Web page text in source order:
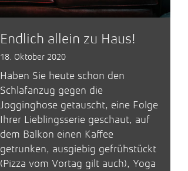
Endlich allein zu Haus!
18. Oktober 2020
Haben Sie heute schon den
Schlafanzug gegen die
Jogginghose getauscht, eine Folge
Ihrer Lieblingsserie geschaut, auf
dem Balkon einen Kaffee
getrunken, ausgiebig gefrühstückt
(Pizza vom Vortag gilt auch), Yoga